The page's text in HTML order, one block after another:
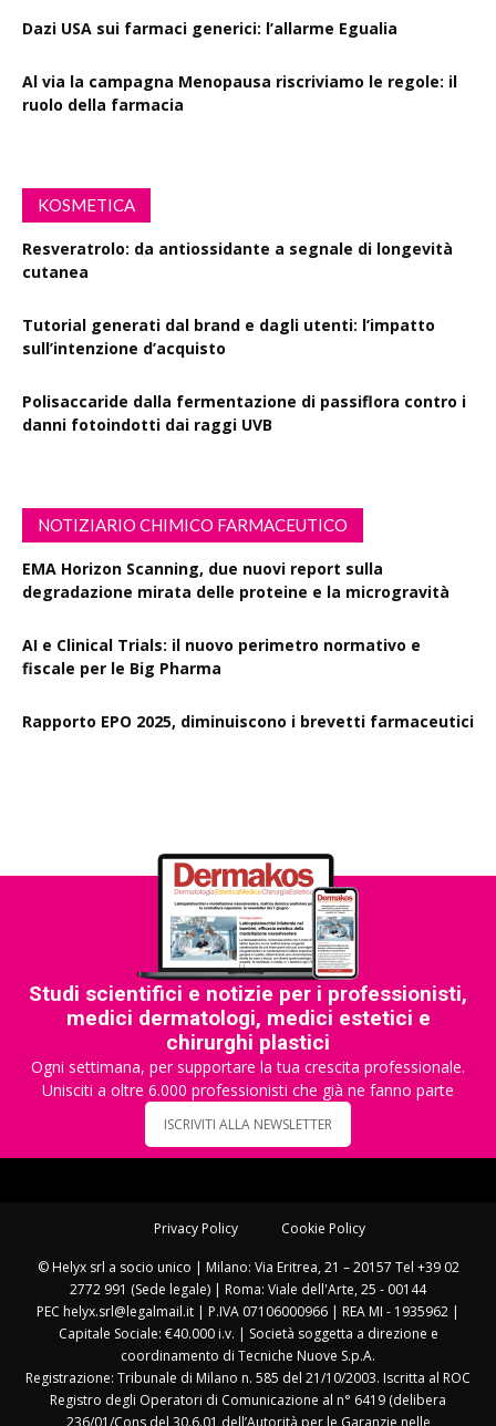
Dazi USA sui farmaci generici: l’allarme Egualia
Al via la campagna Menopausa riscriviamo le regole: il
ruolo della farmacia
KOSMETICA
Resveratrolo: da antiossidante a segnale di longevità
cutanea
Tutorial generati dal brand e dagli utenti: l’impatto
sull’intenzione d’acquisto
Polisaccaride dalla fermentazione di passiflora contro i
danni fotoindotti dai raggi UVB
NOTIZIARIO CHIMICO FARMACEUTICO
EMA Horizon Scanning, due nuovi report sulla
degradazione mirata delle proteine e la microgravità
AI e Clinical Trials: il nuovo perimetro normativo e
fiscale per le Big Pharma
Rapporto EPO 2025, diminuiscono i brevetti farmaceutici
Studi scientifici e notizie per i professionisti,
medici dermatologi, medici estetici e
chirurghi plastici
Ogni settimana, per supportare la tua crescita professionale.
Unisciti a oltre 6.000 professionisti che già ne fanno parte
ISCRIVITI ALLA NEWSLETTER
Privacy Policy Cookie Policy
© Helyx srl a socio unico | Milano: Via Eritrea, 21 – 20157 Tel +39 02
2772 991 (Sede legale) | Roma: Viale dell'Arte, 25 - 00144
PEC helyx.srl@legalmail.it | P.IVA 07106000966 | REA MI - 1935962 |
Capitale Sociale: €40.000 i.v. | Società soggetta a direzione e
coordinamento di Tecniche Nuove S.p.A.
Registrazione: Tribunale di Milano n. 585 del 21/10/2003. Iscritta al ROC
Registro degli Operatori di Comunicazione al n° 6419 (delibera
236/01/Cons del 30.6.01 dell’Autorità per le Garanzie nelle